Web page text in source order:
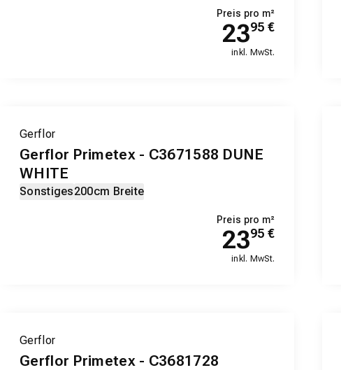
Preis pro m²
2395 €
inkl. MwSt.
Gerflor
Gerflor Primetex - C3671588 DUNE
WHITE
Sonstiges200cm Breite
Preis pro m²
2395 €
inkl. MwSt.
Gerflor
Gerflor Primetex - C3681728